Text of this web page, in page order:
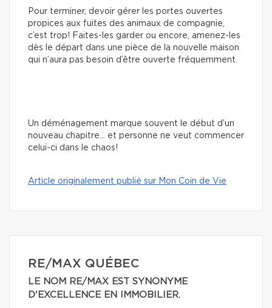
Pour terminer, devoir gérer les portes ouvertes
propices aux fuites des animaux de compagnie,
c’est trop! Faites-les garder ou encore, amenez-les
dès le départ dans une pièce de la nouvelle maison
qui n’aura pas besoin d’être ouverte fréquemment.
Un déménagement marque souvent le début d’un
nouveau chapitre… et personne ne veut commencer
celui-ci dans le chaos!
Article originalement publié sur Mon Coin de Vie
RE/MAX QUÉBEC
LE NOM RE/MAX EST SYNONYME
D'EXCELLENCE EN IMMOBILIER.